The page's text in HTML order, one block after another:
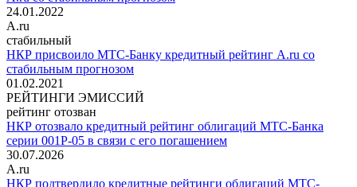
24.01.2022
A.ru
стабильный
НКР присвоило МТС-Банку кредитный рейтинг A.ru со
стабильным прогнозом
01.02.2021
РЕЙТИНГИ ЭМИССИЙ
рейтинг отозван
НКР отозвало кредитный рейтинг облигаций МТС-Банка
серии 001P-05 в связи с его погашением
30.07.2026
A.ru
НКР подтвердило кредитные рейтинги облигаций МТС-